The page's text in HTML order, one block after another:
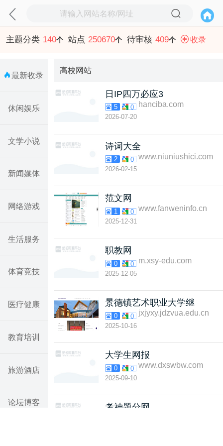
主题分类 140个 站点 250670个 待审核 409个 收录
最新收录
休闲娱乐
文学小说
新闻媒体
网络游戏
生活服务
体育竞技
医疗健康
教育培训
旅游酒店
论坛博客
高校网站
日IP四万必应3
5 0 hanciba.com
2026-07-20
诗词大全
2 0 www.niuniushici.com
2026-02-15
范文网
1 0 www.fanweninfo.cn
2025-12-31
职教网
0 0 m.xsy-edu.com
2025-12-05
景德镇艺术职业大学继
0 0 jxjyxy.jdzvua.edu.cn
2025-10-16
大学生网报
0 0 www.dxswbw.com
2025-09-10
考神题分网